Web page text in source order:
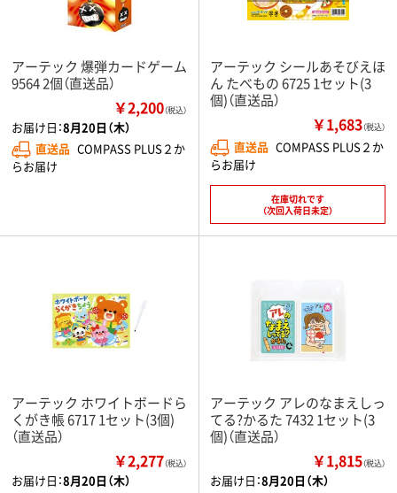
アーテック 爆弾カードゲーム
9564 2個（直送品）
￥2,200（税込）
お届け日：8月20日（木）
直送品 COMPASS PLUS２か
らお届け
アーテック シールあそびえほ
ん たべもの 6725 1セット(3
個)（直送品）
￥1,683（税込）
直送品 COMPASS PLUS２か
らお届け
在庫切れです
（次回入荷日未定）
アーテック ホワイトボードら
くがき帳 6717 1セット(3個)
（直送品）
￥2,277（税込）
お届け日：8月20日（木）
アーテック アレのなまえしっ
てる?かるた 7432 1セット(3
個)（直送品）
￥1,815（税込）
お届け日：8月20日（木）